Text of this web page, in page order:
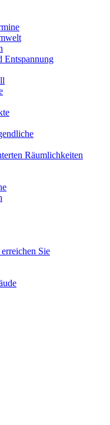
Entspannung
Räumlichkeiten
Sie